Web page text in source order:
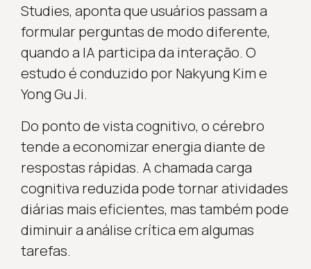
Studies, aponta que usuários passam a
formular perguntas de modo diferente,
quando a IA participa da interação. O
estudo é conduzido por Nakyung Kim e
Yong Gu Ji.
Do ponto de vista cognitivo, o cérebro
tende a economizar energia diante de
respostas rápidas. A chamada carga
cognitiva reduzida pode tornar atividades
diárias mais eficientes, mas também pode
diminuir a análise crítica em algumas
tarefas.